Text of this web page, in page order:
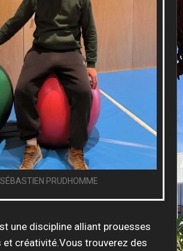
SÉBASTIEN PRUDHOMME
une discipline alliant prouesses
et créativité.Vous trouverez des